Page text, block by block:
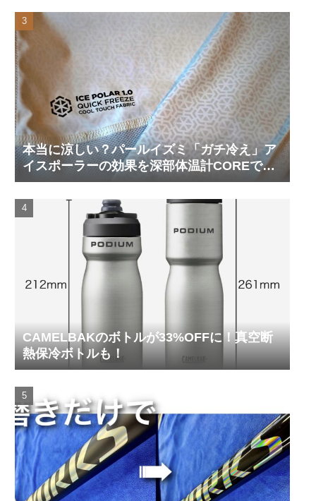
本当に涼しい？パールイズミ「ガチ冷え」ア
イスポーラーの効果を深部体温計COREで測
ってみた
CAMELBAKのボトルが33%OFFに！真空断
熱保冷ボトルも！